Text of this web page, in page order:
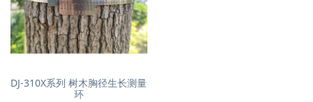
DJ-310X系列 树木胸径生长测量
环